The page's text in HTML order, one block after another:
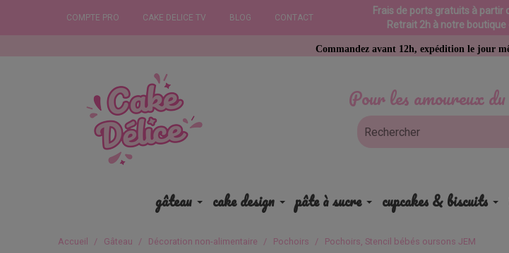
COMPTE PRO CAKE DELICE TV BLOG CONTACT
Frais de ports gratuits à partir
Retrait 2h à notre boutique
Pour les amoureux
Commandez avant 12h, expédition le jour même • Frais
gâteau cake design pâte à sucre cupcakes & biscuits
Accueil Gâteau Décoration non-alimentaire Pochoirs Pochoirs, Stencil bébés oursons JEM